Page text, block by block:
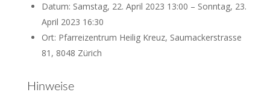
Datum: Samstag, 22. April 2023 13:00 – Sonntag, 23.
April 2023 16:30
Ort: Pfarreizentrum Heilig Kreuz, Saumackerstrasse
81, 8048 Zürich
Hinweise